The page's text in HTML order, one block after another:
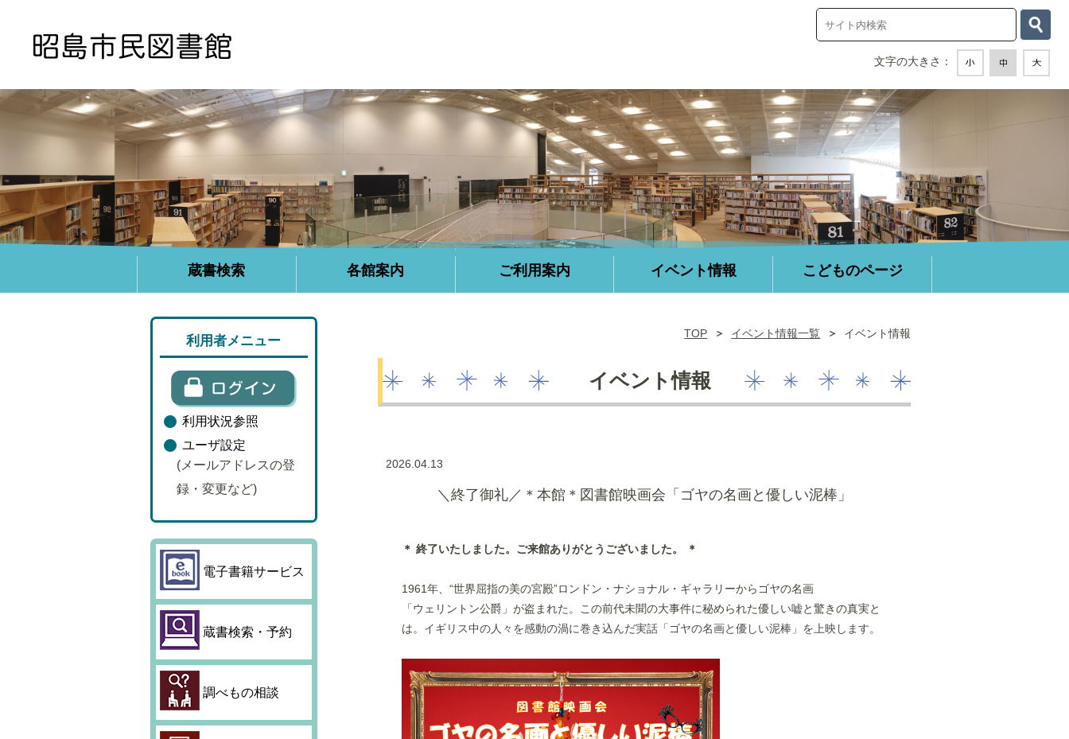
蔵書検索 各館案内 ご利用案内 イベント情報 こどものページ
利用者メニュー
利用状況参照
ユーザ設定
(メールアドレスの登
録・変更など)
電子書籍サービス
蔵書検索・予約
調べもの相談
TOP イベント情報一覧 イベント情報
イベント情報
2026.04.13
＼終了御礼／＊本館＊図書館映画会「ゴヤの名画と優しい泥棒」
＊ 終了いたしました。ご来館ありがとうございました。 ＊
1961年、“世界屈指の美の宮殿”ロンドン・ナショナル・ギャラリーからゴヤの名画
「ウェリントン公爵」が盗まれた。この前代未聞の大事件に秘められた優しい嘘と驚きの真実と
は。 イギリス中の人々を感動の渦に巻き込んだ実話「ゴヤの名画と優しい泥棒」を上映します。